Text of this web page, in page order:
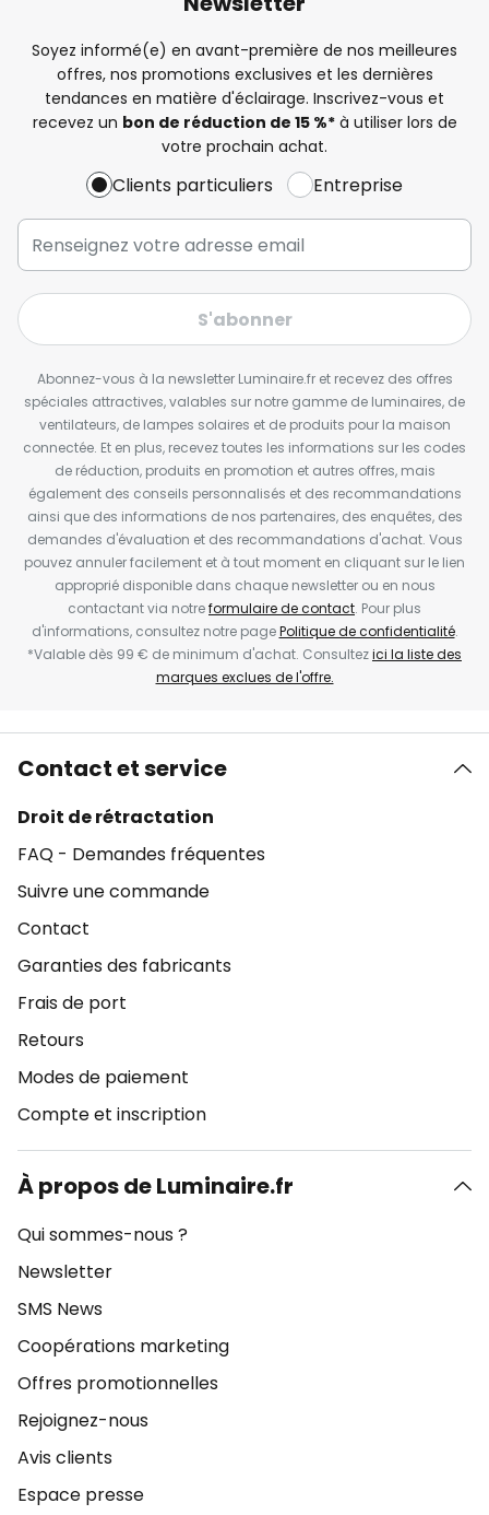
Soyez informé(e) en avant-première de nos meilleures
offres, nos promotions exclusives et les dernières
tendances en matière d'éclairage. Inscrivez-vous et
recevez un bon de réduction de 15 %*à utiliser lors de
votre prochain achat.
Clients particuliers Entreprise
S'abonner
Abonnez-vous à la newsletter Luminaire.fr et recevez des offres
spéciales attractives, valables sur notre gamme de luminaires, de
ventilateurs, de lampes solaires et de produits pour la maison
connectée. Et en plus, recevez toutes les informations sur les codes
de réduction, produits en promotion et autres offres, mais
également des conseils personnalisés et des recommandations
ainsi que des informations de nos partenaires, des enquêtes, des
demandes d'évaluation et des recommandations d'achat. Vous
pouvez annuler facilement et à tout moment en cliquant sur le lien
approprié disponible dans chaque newsletter ou en nous
contactant via notreformulaire de contact. Pour plus
d'informations, consultez notre pagePolitique de confidentialité.
*Valable dès 99 € de minimum d'achat. Consultezici la liste des
marques exclues de l'offre.
Contact et service
Droit de rétractation
FAQ - Demandes fréquentes
Suivre une commande
Contact
Garanties des fabricants
Frais de port
Retours
Modes de paiement
Compte et inscription
À propos de Luminaire.fr
Qui sommes-nous ?
Newsletter
SMS News
Coopérations marketing
Offres promotionnelles
Rejoignez-nous
Avis clients
Espace presse